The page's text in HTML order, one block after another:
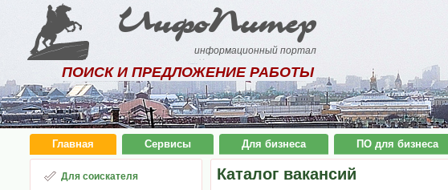
ИнфоПитер
информационный портал
ПОИСК И ПРЕДЛОЖЕНИЕ РАБОТЫ
Главная Сервисы Для бизнеса ПО для бизнеса
Для соискателя Каталог вакансий